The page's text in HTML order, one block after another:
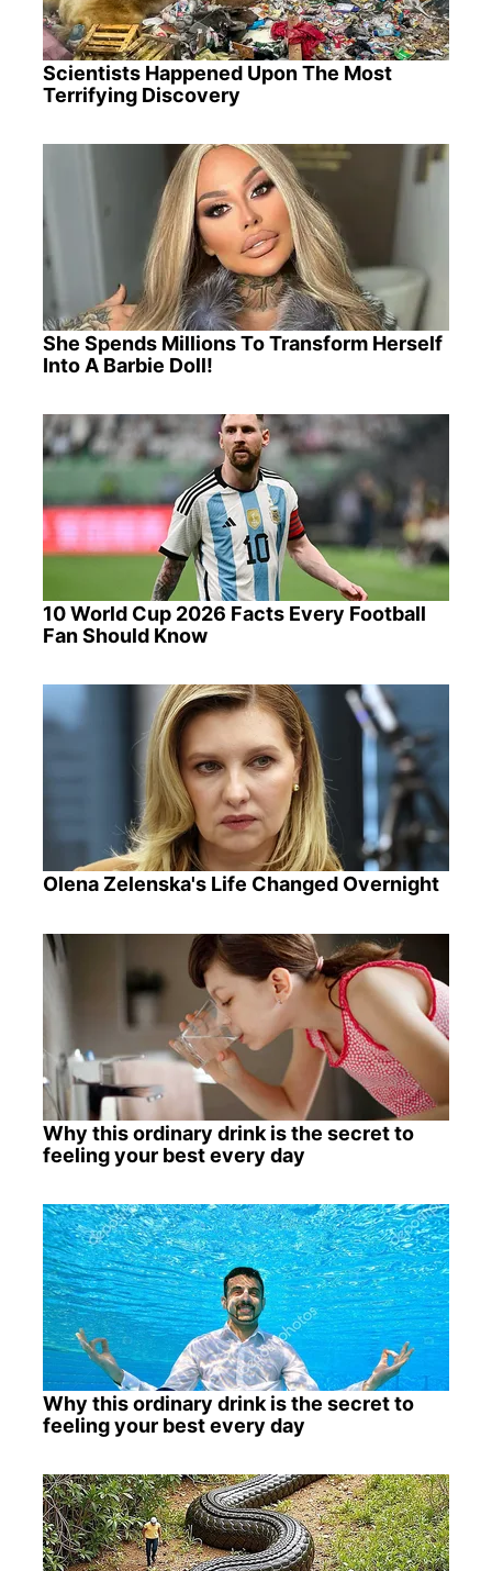
Scientists Happened Upon The Most
Terrifying Discovery
She Spends Millions To Transform Herself
Into A Barbie Doll!
10 World Cup 2026 Facts Every Football
Fan Should Know
Olena Zelenska's Life Changed Overnight
Why this ordinary drink is the secret to
feeling your best every day
Why this ordinary drink is the secret to
feeling your best every day